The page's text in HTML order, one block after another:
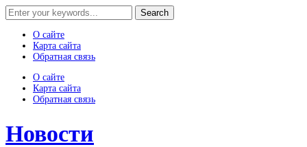
О сайте
Карта сайта
Обратная связь
О сайте
Карта сайта
Обратная связь
Новости